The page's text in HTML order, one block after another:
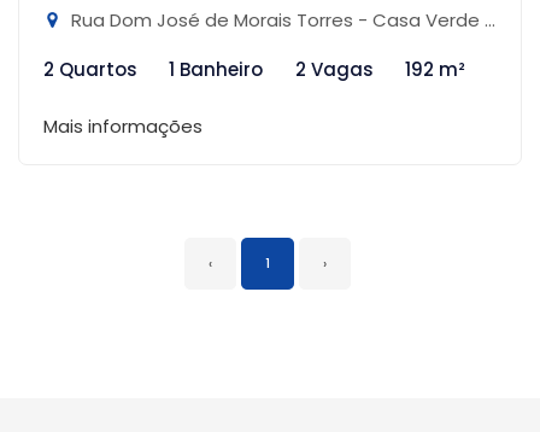
Rua Dom José de Morais Torres - Casa Verde Alta, São Paulo-SP
2 Quartos
1 Banheiro 2 Vagas 192 m²
Mais informações
‹ 1 ›